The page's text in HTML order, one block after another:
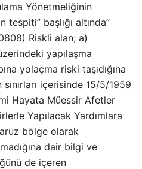
Yönetmeliğinin
tespiti” başlığı altında”
Riskli alan; a)
yapılaşma
yolaçma riski taşıdığına
içerisinde 15/5/1959
Hayata Müessir Afetler
Yapılacak Yardımlara
bölge olarak
dair bilgi ve
de içeren